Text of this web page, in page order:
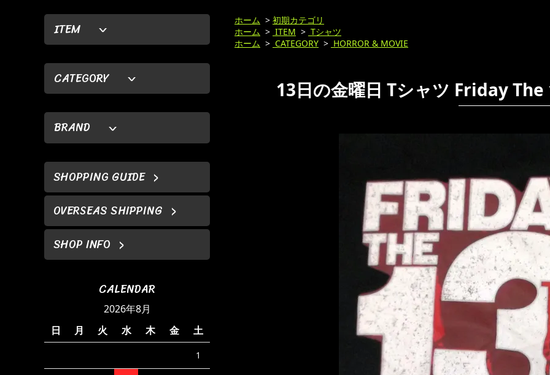
ITEM
CATEGORY
BRAND
SHOPPING GUIDE
OVERSEAS SHIPPING
SHOP INFO
CALENDAR
2026年8月
日
月 火 水 木 金 土
1
ホーム > 初期カテゴリ
ホーム > ITEM > Tシャツ
ホーム > CATEGORY > HORROR & MOVIE
13日の金曜日 Tシャツ Friday